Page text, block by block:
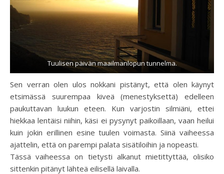
Tuulisen päivän maailmanlopun tunnelma.
Sen verran olen ulos nokkani pistänyt, että olen käynyt
etsimässä suurempaa kiveä (menestyksettä) edelleen
paukuttavan luukun eteen. Kun varjostin silmiäni, ettei
hiekkaa lentäisi niihin, käsi ei pysynyt paikoillaan, vaan heilui
kuin jokin erillinen esine tuulen voimasta. Siinä vaiheessa
ajattelin, että on parempi palata sisätiloihin ja nopeasti.
Tässä vaiheessa on tietysti alkanut mietittyttää, olisiko
sittenkin pitänyt lähteä eilisellä laivalla.